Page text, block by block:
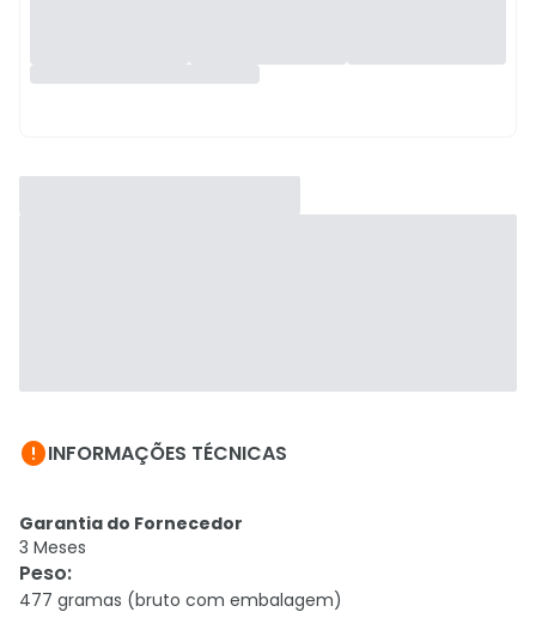
INFORMAÇÕES TÉCNICAS
Garantia do Fornecedor
3 Meses
Peso:
477 gramas (bruto com embalagem)